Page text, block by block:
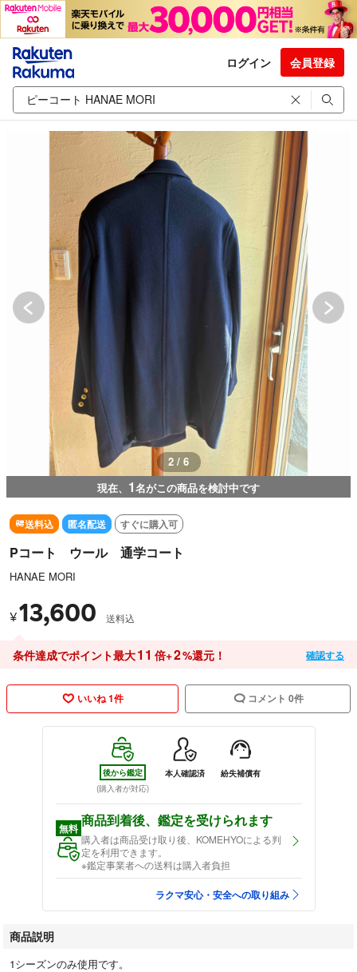
ログイン 会員登録
3 / 6
現在、 1名がこの商品を検討中です
送料込 匿名配送 すぐに購入可
Pコート ウール 通学コート
HANAE MORI
¥13,600 送料込
条件達成でポイント最大11 倍+2%還元！ 確認する
いいね 1件 コメント 0件
後から鑑定
(購入者が対応)
本人確認済 紛失補償有
無料 商品到着後、鑑定を受けられます
購入者は商品受け取り後、KOMEHYOによる判
定を利用できます。
※鑑定事業者への送料は購入者負担
ラクマ安心・安全への取り組み
商品説明
1シーズンのみ使用です。